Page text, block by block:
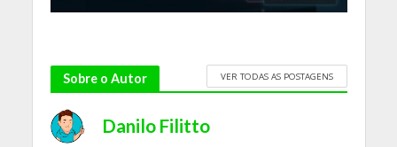
Sobre o Autor VER TODAS AS POSTAGENS
Danilo Filitto